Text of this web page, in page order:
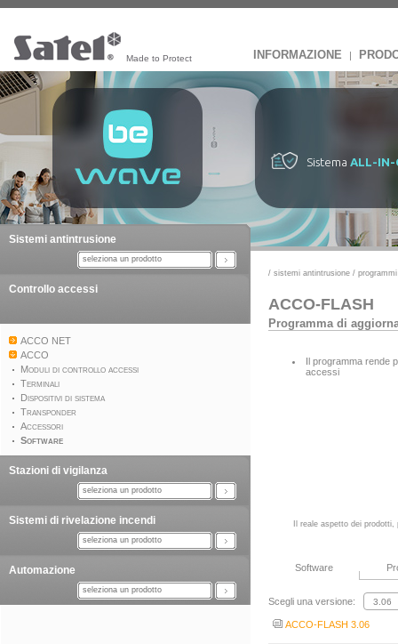
Made to Protect INFORMAZIONE |
Sistema ALL-IN-
Sistemi antintrusione
seleziona un prodotto
Controllo accessi
ACCO NET
ACCO
Moduli di controllo accessi
Terminali
Dispositivi di sistema
Transponder
Accessori
Software
Stazioni di vigilanza
seleziona un prodotto
Sistemi di rivelazione incendi
seleziona un prodotto
Automazione
seleziona un prodotto
/ sistemi antintrusione / programmi
ACCO-FLASH
Programma di
Il programma rende
accessi
Il reale aspetto dei
Software
Scegli una versione:
ACCO-FLASH 3.06